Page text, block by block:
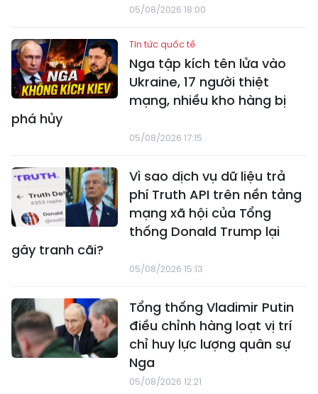
05/08/2026 18:00
Tin tức quốc tế
Nga tập kích tên lửa vào
Ukraine, 17 người thiệt
mạng, nhiều kho hàng bị
phá hủy
05/08/2026 17:15
Vì sao dịch vụ dữ liệu trả
phí Truth API trên nền tảng
mạng xã hội của Tổng
thống Donald Trump lại
gây tranh cãi?
05/08/2026 15:13
Tổng thống Vladimir Putin
điều chỉnh hàng loạt vị trí
chỉ huy lực lượng quân sự
Nga
05/08/2026 12:21